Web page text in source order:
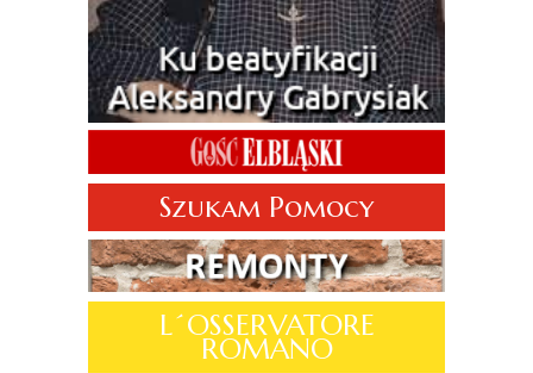
Szukam Pomocy
L´OSSERVATORE
ROMANO